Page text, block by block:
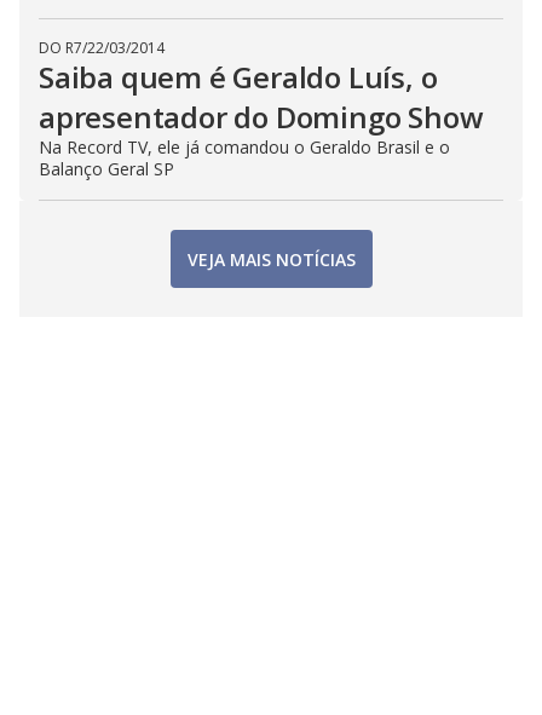
DO R7/22/03/2014
Saiba quem é Geraldo Luís, o
apresentador do Domingo Show
Na Record TV, ele já comandou o Geraldo Brasil e o
Balanço Geral SP
VEJA MAIS NOTÍCIAS